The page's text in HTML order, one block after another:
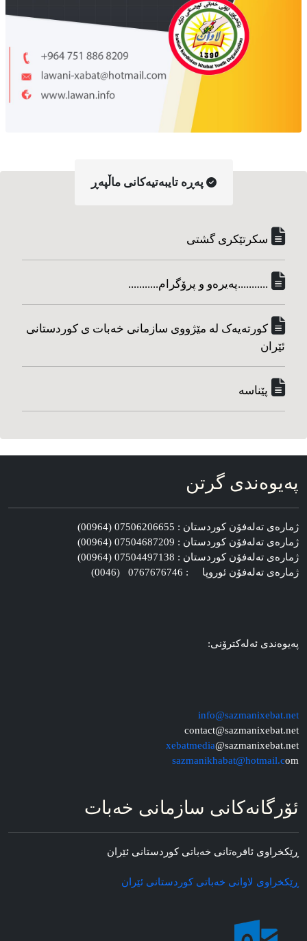
په‌ڕه‌ تایبه‌تیه‌کانی ماڵپه‌ڕ
سکرتێکری گشتی
...........په‌یره‌و و پرۆگرام...........
کورته‌یه‌ک له مێژووی سازمانی خه‌بات ی کوردستانی
ئێران
پێناسه‌
په‌یوه‌ندی گرتن
ژماره‌ی ته‌له‌فۆن کوردستان : 07506206655 (00964)
ژماره‌ی ته‌له‌فۆن کوردستان : 07504687209 (00964)
ژماره‌ی ته‌له‌فۆن کوردستان : 07504497138 (00964)
ژماره‌ی ته‌له‌فۆن ئوروپا : 0767676746 (0046)
په‌یوه‌ندی ئه‌له‌کترۆنی:
info@sazmanixebat.net
contact@sazmanixebat.net
xebatmedia@sazmanixebat.net
sazmanikhabat@hotmail.com
ئۆرگانه‌کانی سازمانی خه‌بات
ڕێکخراوی ئافره‌تانی خه‌باتی کوردستانی ئێران
ڕێکخراوی لاوانی خه‌باتی کوردستانی ئێران